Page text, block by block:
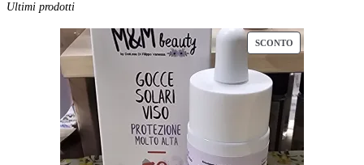
Ultimi prodotti
SCONTOPRODOTTO
OFFERTA